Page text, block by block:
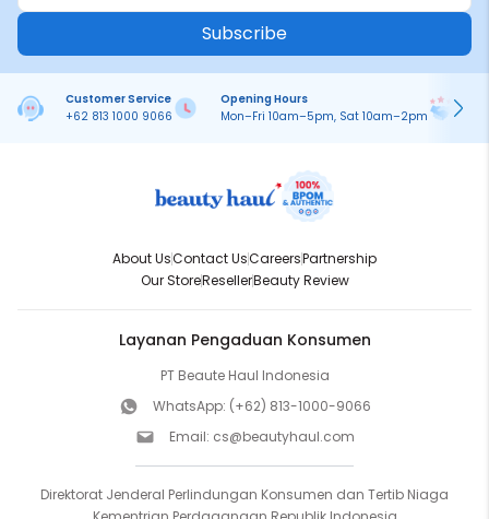
Subscribe
Customer Service
+62 813 1000 9066
Opening Hours
Mon–Fri 10am–5pm, Sat 10am–2pm
About UsContact UsCareersPartnership
Our StoreResellerBeauty Review
Layanan Pengaduan Konsumen
PT Beaute Haul Indonesia
WhatsApp: (+62) 813-1000-9066
Email: cs@beautyhaul.com
Direktorat Jenderal Perlindungan Konsumen dan Tertib Niaga